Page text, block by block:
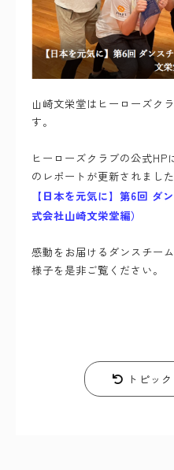
山崎文栄堂はヒーローズク
す。
ヒーローズクラブの公式HP
のレポートが更新されました
【日本を元気に】第6回 ダ
式会社山崎文栄堂編）
感動をお届けるダンスチー
様子を是非ご覧ください。
トピッ